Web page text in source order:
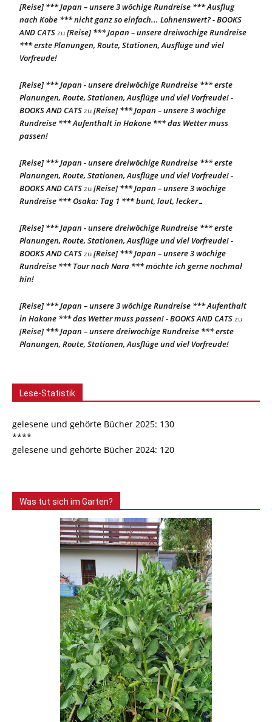
[Reise] *** Japan – unsere 3 wöchige Rundreise *** Ausflug
nach Kobe *** nicht ganz so einfach... Lohnenswert? - BOOKS
AND CATSzu[Reise] *** Japan – unsere dreiwöchige Rundreise
*** erste Planungen, Route, Stationen, Ausflüge und viel
Vorfreude!
[Reise] *** Japan - unsere dreiwöchige Rundreise *** erste
Planungen, Route, Stationen, Ausflüge und viel Vorfreude! -
BOOKS AND CATSzu[Reise] *** Japan – unsere 3 wöchige
Rundreise *** Aufenthalt in Hakone *** das Wetter muss
passen!
[Reise] *** Japan - unsere dreiwöchige Rundreise *** erste
Planungen, Route, Stationen, Ausflüge und viel Vorfreude! -
BOOKS AND CATSzu[Reise] *** Japan – unsere 3 wöchige
Rundreise *** Osaka: Tag 1 *** bunt, laut, lecker…
[Reise] *** Japan - unsere dreiwöchige Rundreise *** erste
Planungen, Route, Stationen, Ausflüge und viel Vorfreude! -
BOOKS AND CATSzu[Reise] *** Japan – unsere 3 wöchige
Rundreise *** Tour nach Nara *** möchte ich gerne nochmal
hin!
[Reise] *** Japan – unsere 3 wöchige Rundreise *** Aufenthalt
in Hakone *** das Wetter muss passen! - BOOKS AND CATSzu
[Reise] *** Japan – unsere dreiwöchige Rundreise *** erste
Planungen, Route, Stationen, Ausflüge und viel Vorfreude!
Lese-Statistik
gelesene und gehörte Bücher 2025: 130
****
gelesene und gehörte Bücher 2024: 120
Was tut sich im Garten?